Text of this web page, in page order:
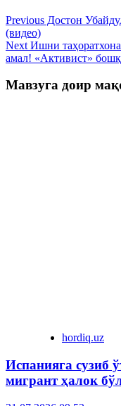
Previous Достон
(видео)
Next Ишни
амал! «Активист»
Мавзуга доир
hordiq.uz
Испанияга сузиб
мигрант ҳалок